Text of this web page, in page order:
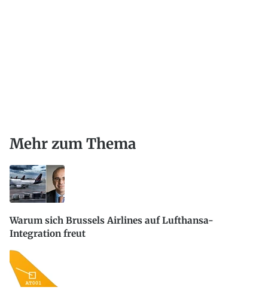
Mehr zum Thema
Warum sich Brussels Airlines auf Lufthansa-
Integration freut